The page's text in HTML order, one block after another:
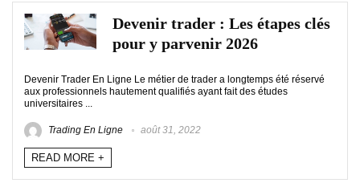
Devenir trader : Les étapes clés
pour y parvenir 2026
Devenir Trader En Ligne Le métier de trader a longtemps été réservé
aux professionnels hautement qualifiés ayant fait des études
universitaires ...
Trading En Ligne août 31, 2022
READ MORE +